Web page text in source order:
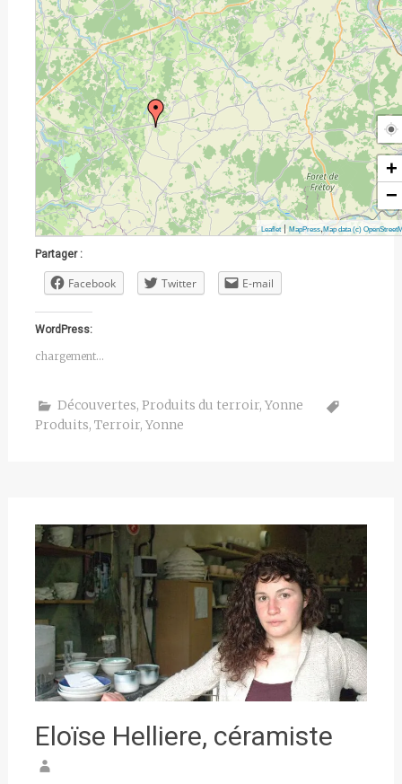
+
−
Leaflet| MapPress,Map data (c)
Partager :
Facebook Twitter E-mail
WordPress:
chargement…
Découvertes, Produits du terroir, Yonne
Produits, Terroir, Yonne
Eloïse Helliere, céramiste